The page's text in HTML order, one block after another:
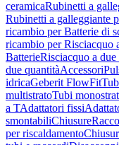
ceramicaRubinetti a
Rubinetti a galleggiante
ricambio per Batterie di
ricambio per Risciacquo
BatterieRisciacquo a due
due quantitàAccessori
idricaGeberit FlowFit
multistratoTubi
a TAdattatori fissi
smontabiliChiusure
per riscaldamento